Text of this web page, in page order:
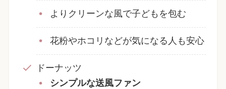
よりクリーンな風で子どもを包む
花粉やホコリなどが気になる人も安心
ドーナッツ
シンプルな送風ファン